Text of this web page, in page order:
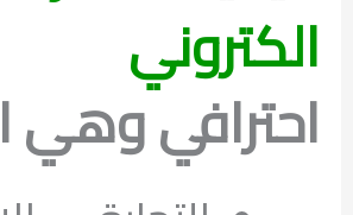
الكتروني
احترافي وهي